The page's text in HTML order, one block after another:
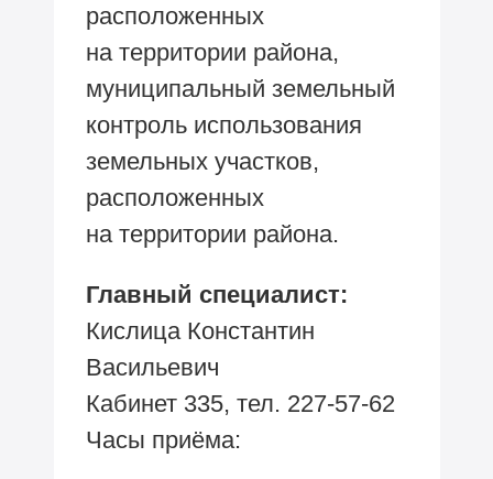
расположенных
на территории района,
муниципальный земельный
контроль использования
земельных участков,
расположенных
на территории района.
Главный специалист:
Кислица Константин
Васильевич
Кабинет 335, тел. 227-57-62
Часы приёма: